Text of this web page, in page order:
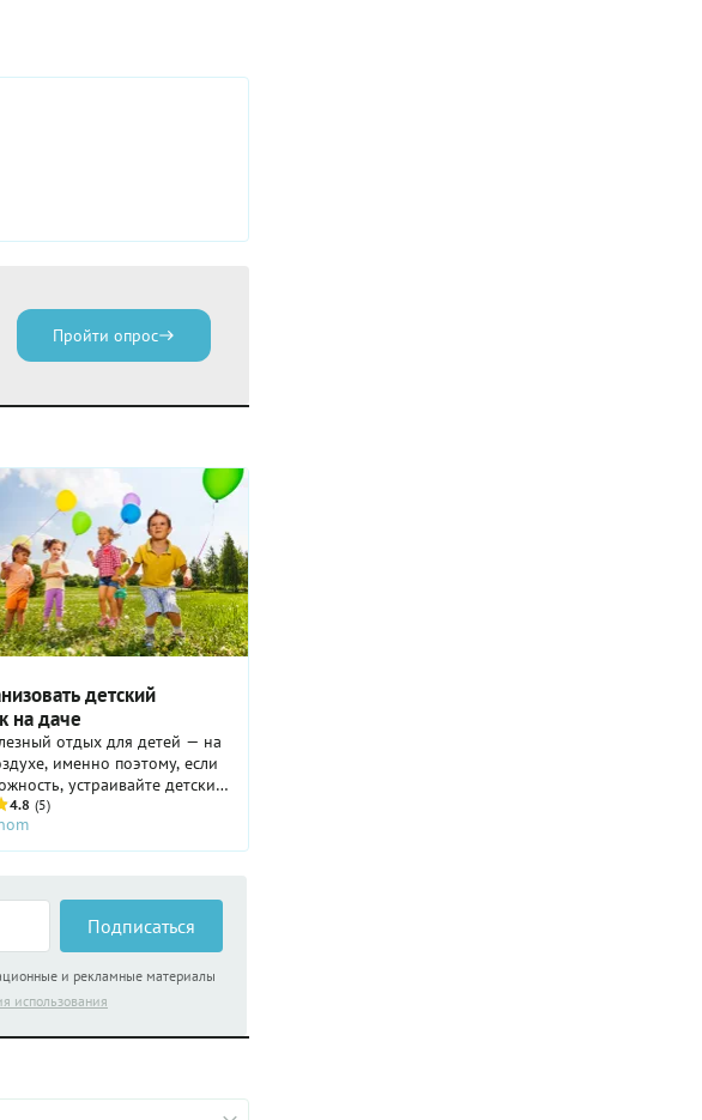
Пройти опрос
детский
на даче
отдых для детей — на
именно поэтому, если
устраивайте детский
даче. А чтобы яркие
с самой лучшей
готовьтесь к этому
4.8 (5)
Подписаться
и рекламные материалы
использования